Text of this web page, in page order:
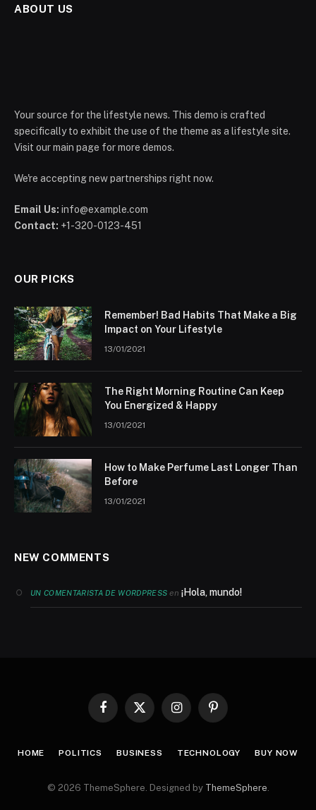
ABOUT US
Your source for the lifestyle news. This demo is crafted
specifically to exhibit the use of the theme as a lifestyle site.
Visit our main page for more demos.
We're accepting new partnerships right now.
Email Us: info@example.com
Contact: +1-320-0123-451
OUR PICKS
Remember! Bad Habits That Make a Big
Impact on Your Lifestyle
13/01/2021
The Right Morning Routine Can Keep
You Energized & Happy
13/01/2021
How to Make Perfume Last Longer Than
Before
13/01/2021
NEW COMMENTS
UN COMENTARISTA DE WORDPRESS en¡Hola, mundo!
Facebook
X
InstagramPinterest
HOME POLITICS BUSINESS TECHNOLOGY BUY NOW
© 2026 ThemeSphere. Designed by ThemeSphere.